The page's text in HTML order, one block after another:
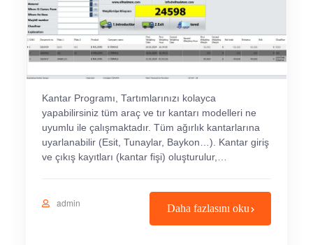
Kantar Programı, Tartımlarınızı kolayca
yapabilirsiniz tüm araç ve tır kantarı modelleri ne
uyumlu ile çalışmaktadır. Tüm ağırlık kantarlarına
uyarlanabilir (Esit, Tunaylar, Baykon…). Kantar giriş
ve çıkış kayıtları (kantar fişi) oluşturulur,…
admin Daha fazlasını oku